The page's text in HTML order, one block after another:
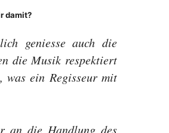
damit?
geniesse auch die
die Musik respektiert
was ein Regisseur mit
an die Handlung des